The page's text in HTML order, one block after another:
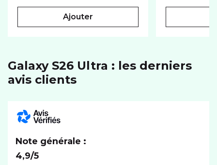
ajouter
Galaxy S26 Ultra : les derniers
avis clients
Note générale :
4,9/5